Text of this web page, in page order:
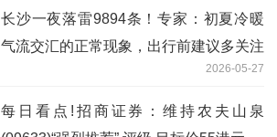
长沙一夜落雷9894条！专家：初夏冷暖
气流交汇的正常现象，出行前建议多关注
2026-05-27
每日看点!招商证券：维持农夫山泉